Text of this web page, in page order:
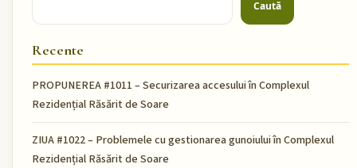
Caută
Recente
PROPUNEREA #1011 – Securizarea accesului în Complexul
Rezidențial Răsărit de Soare
ZIUA #1022 – Problemele cu gestionarea gunoiului în Complexul
Rezidențial Răsărit de Soare